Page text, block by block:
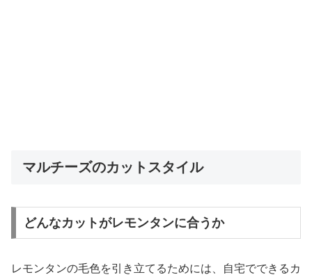
マルチーズのカットスタイル
どんなカットがレモンタンに合うか
レモンタンの毛色を引き立てるためには、自宅でできるカ